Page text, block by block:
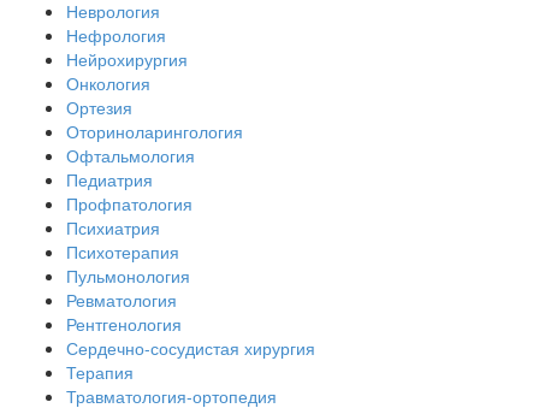
Неврология
Нефрология
Нейрохирургия
Онкология
Ортезия
Оториноларингология
Офтальмология
Педиатрия
Профпатология
Психиатрия
Психотерапия
Пульмонология
Ревматология
Рентгенология
Сердечно-сосудистая хирургия
Терапия
Травматология-ортопедия